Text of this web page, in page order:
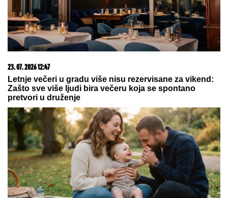
08. 08. 2026 06:45
NAJBOGATIJA SRPKINJA U BRAKU SA ARAPSKIM
MILIJARDEROM! Rodila mu sina i živi kao princeza, a
sad šokirala: Grudi prekrila zvezdicama i pozirala kao
sirena (FOTO)